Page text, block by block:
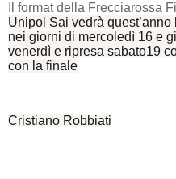
Il format della Frecciarossa
Unipol Sai vedrà
nei giorni di mercoledì 16 e
venerdì e ripresa sabato19
con la finale
Cristiano Robbiati